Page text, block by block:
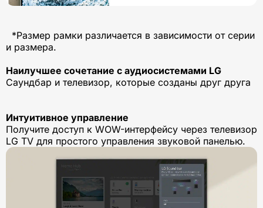
*Размер рамки различается в зависимости от серии
и размера.
Наилучшее сочетание с аудиосистемами LG
Саундбар и телевизор, которые созданы друг друга
Интуитивное управление
Получите доступ к WOW-интерфейсу через телевизор
LG TV для простого управления звуковой панелью.